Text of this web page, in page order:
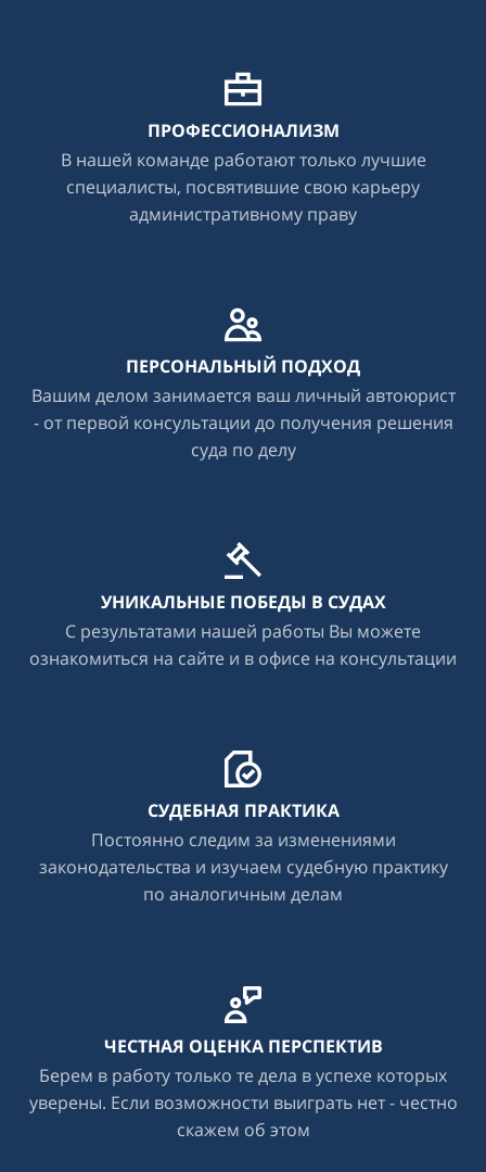
ПРОФЕССИОНАЛИЗМ
В нашей команде работают только лучшие
специалисты, посвятившие свою карьеру
административному праву
ПЕРСОНАЛЬНЫЙ ПОДХОД
Вашим делом занимается ваш личный автоюрист
- от первой консультации до получения решения
суда по делу
УНИКАЛЬНЫЕ ПОБЕДЫ В СУДАХ
С результатами нашей работы Вы можете
ознакомиться на сайте и в офисе на консультации
СУДЕБНАЯ ПРАКТИКА
Постоянно следим за изменениями
законодательства и изучаем судебную практику
по аналогичным делам
ЧЕСТНАЯ ОЦЕНКА ПЕРСПЕКТИВ
Берем в работу только те дела в успехе которых
уверены. Если возможности выиграть нет - честно
скажем об этом